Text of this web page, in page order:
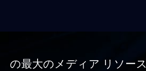
の最大のメディア リソース